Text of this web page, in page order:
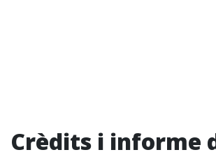
Crèdits i informe